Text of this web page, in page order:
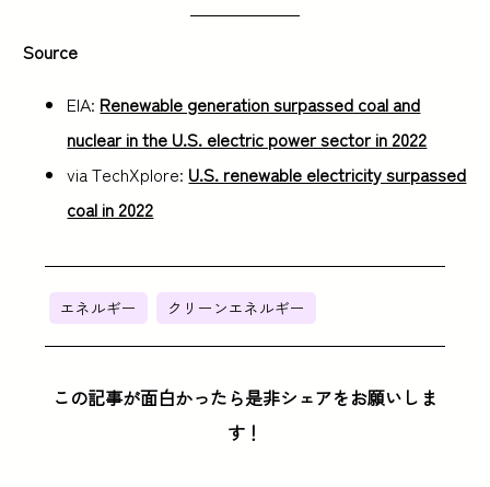
Source
EIA: Renewable generation surpassed coal and
nuclear in the U.S. electric power sector in 2022
via TechXplore: U.S. renewable electricity surpassed
coal in 2022
エネルギー クリーンエネルギー
この記事が面白かったら是非シェアをお願いしま
す！